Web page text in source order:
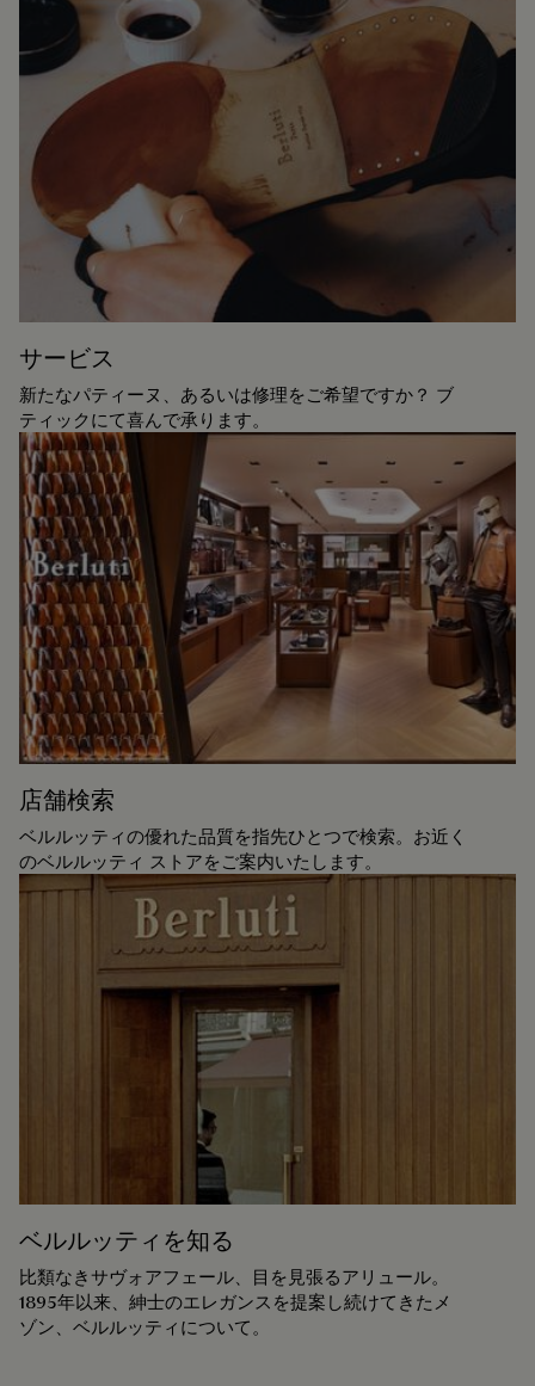
サービス
新たなパティーヌ、あるいは修理をご希望ですか？ ブ
ティックにて喜んで承ります。
店舗検索
ベルルッティの優れた品質を指先ひとつで検索。お近く
のベルルッティ ストアをご案内いたします。
ベルルッティを知る
比類なきサヴォアフェール、目を見張るアリュール。
1895年以来、紳士のエレガンスを提案し続けてきたメ
ゾン、ベルルッティについて。